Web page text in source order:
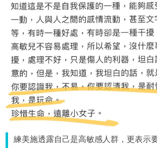
練美施透露自己是高敏感人群，更表示